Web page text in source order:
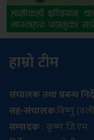
हाम्रो टीम
संचालक तथा प्रबन्ध
सह-संचालक:विष्णु
सम्पादक: कृष्ण जि.एम